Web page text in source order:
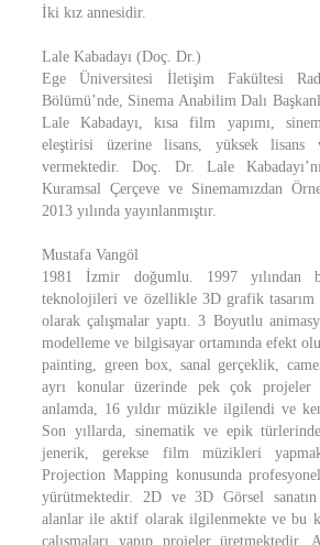
İki kız annesidir.
Lale Kabadayı (Doç. Dr.)
Ege Üniversitesi İletişim Fakültesi
Bölümü’nde, Sinema Anabilim Dalı
Lale Kabadayı, kısa film yapımı,
eleştirisi üzerine lisans, yüksek lisans
vermektedir. Doç. Dr. Lale
Kuramsal Çerçeve ve Sinemamızdan
2013 yılında yayınlanmıştır.
Mustafa Vangöl
1981 İzmir doğumlu. 1997 yılından
teknolojileri ve özellikle 3D grafik tasarım
olarak çalışmalar yaptı. 3 Boyutlu
modelleme ve bilgisayar ortamında efekt
painting, green box, sanal gerçeklik,
ayrı konular üzerinde pek çok projeler
anlamda, 16 yıldır müzikle ilgilendi ve
Son yıllarda, sinematik ve epik
jenerik, gerekse film müzikleri
Projection Mapping konusunda
yürütmektedir. 2D ve 3D Görsel
alanlar ile aktif olarak ilgilenmekte ve bu
çalışmaları yapıp projeler üretmektedir.